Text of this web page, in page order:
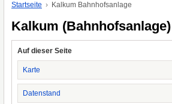
Startseite Kalkum Bahnhofsanlage
Kalkum (Bahnhofsanlage)
Auf dieser Seite
Karte
Datenstand